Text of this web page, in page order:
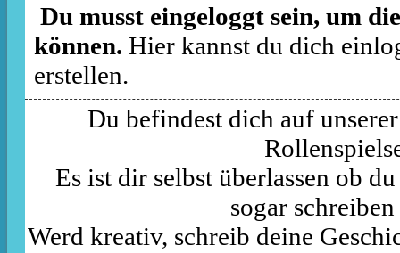
Du musst eingeloggt sein, um
können. Hier kannst du dich
erstellen.
Du befindest dich auf
Es ist dir selbst überlassen ob
sogar
Werd kreativ, schreib deine